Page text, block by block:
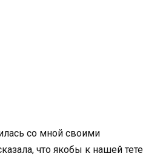
со мной своими
что якобы к нашей тете